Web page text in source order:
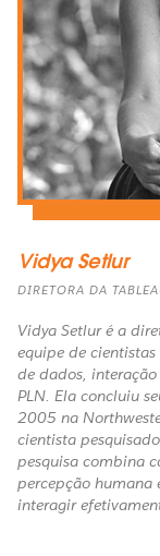
Vidya Setlur
DIRETORA DA
Vidya Setlur é a
equipe de
de dados,
PLN. Ela concluiu
2005 na
cientista
pesquisa combina
percepção humana
interagir